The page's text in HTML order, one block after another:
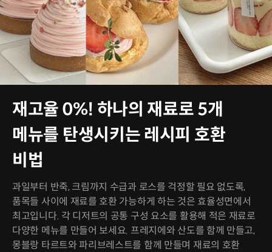
재고율 0%! 하나의 재료로 5개
메뉴를 탄생시키는 레시피 호환
비법
과일부터 반죽, 크림까지 수급과 로스를 걱정할 필요 없도록,
품목들 사이에 재료를 호환 가능하게 하는 것은 효율성면에서
최고입니다. 각 디저트의 공통 구성 요소를 활용해 적은 재료로
다양한 메뉴를 만들어 보세요. 프레지에와 산도를 함께 만들고,
몽블랑 타르트와 파리브레스트를 함께 만들며 재료의 호환